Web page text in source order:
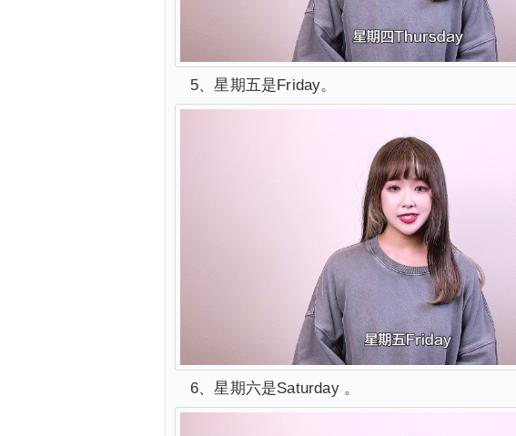
5、星期五是Friday。
6、星期六是Saturday 。